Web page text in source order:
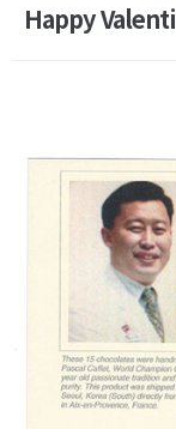
Happy